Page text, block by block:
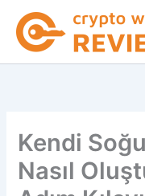
İçeriğe
atla
Kendi
Nasıl